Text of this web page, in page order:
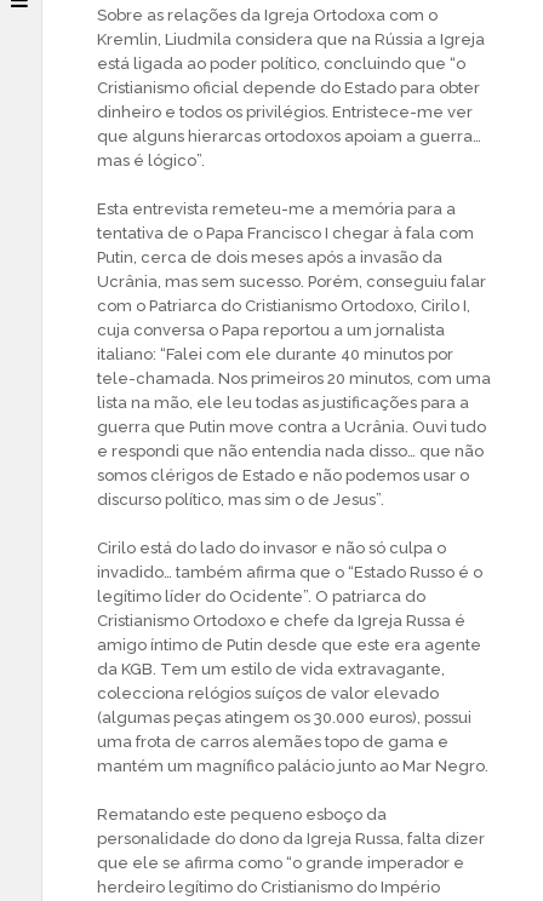
Sobre as relações da Igreja Ortodoxa com o
Kremlin, Liudmila considera que na Rússia a Igreja
está ligada ao poder político, concluindo que “o
Cristianismo oficial depende do Estado para obter
dinheiro e todos os privilégios. Entristece-me ver
que alguns hierarcas ortodoxos apoiam a guerra…
mas é lógico”.
Esta entrevista remeteu-me a memória para a
tentativa de o Papa Francisco I chegar à fala com
Putin, cerca de dois meses após a invasão da
Ucrânia, mas sem sucesso. Porém, conseguiu falar
com o Patriarca do Cristianismo Ortodoxo, Cirilo I,
cuja conversa o Papa reportou a um jornalista
italiano: “Falei com ele durante 40 minutos por
tele-chamada. Nos primeiros 20 minutos, com uma
lista na mão, ele leu todas as justificações para a
guerra que Putin move contra a Ucrânia. Ouvi tudo
e respondi que não entendia nada disso… que não
somos clérigos de Estado e não podemos usar o
discurso político, mas sim o de Jesus”.
Cirilo está do lado do invasor e não só culpa o
invadido… também afirma que o “Estado Russo é o
legítimo líder do Ocidente”. O patriarca do
Cristianismo Ortodoxo e chefe da Igreja Russa é
amigo íntimo de Putin desde que este era agente
da KGB. Tem um estilo de vida extravagante,
colecciona relógios suíços de valor elevado
(algumas peças atingem os 30.000 euros), possui
uma frota de carros alemães topo de gama e
mantém um magnífico palácio junto ao Mar Negro.
Rematando este pequeno esboço da
personalidade do dono da Igreja Russa, falta dizer
que ele se afirma como “o grande imperador e
herdeiro legítimo do Cristianismo do Império